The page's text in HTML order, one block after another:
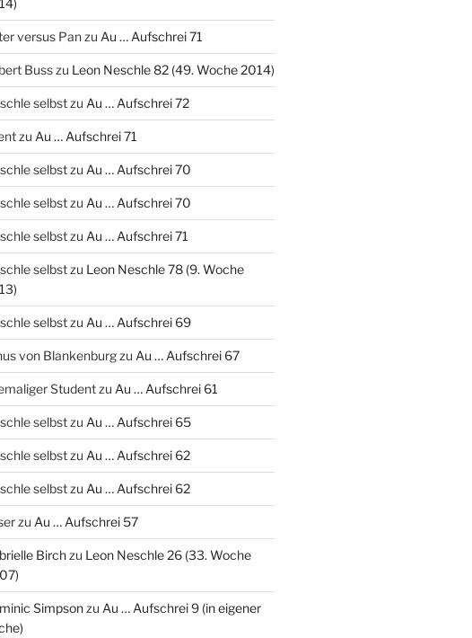
versus Panzu Au … Aufschrei 71
Busszu Leon Neschle 82 (49. Woche 2014)
selbstzu Au … Aufschrei 72
zu Au … Aufschrei 71
selbstzu Au … Aufschrei 70
selbstzu Au … Aufschrei 70
selbstzu Au … Aufschrei 71
selbstzu Leon Neschle 78 (9. Woche
selbstzu Au … Aufschrei 69
von Blankenburgzu Au … Aufschrei 67
Studentzu Au … Aufschrei 61
selbstzu Au … Aufschrei 65
selbstzu Au … Aufschrei 62
selbstzu Au … Aufschrei 62
zu Au … Aufschrei 57
Birchzu Leon Neschle 26 (33. Woche
Simpsonzu Au … Aufschrei 9 (in eigener